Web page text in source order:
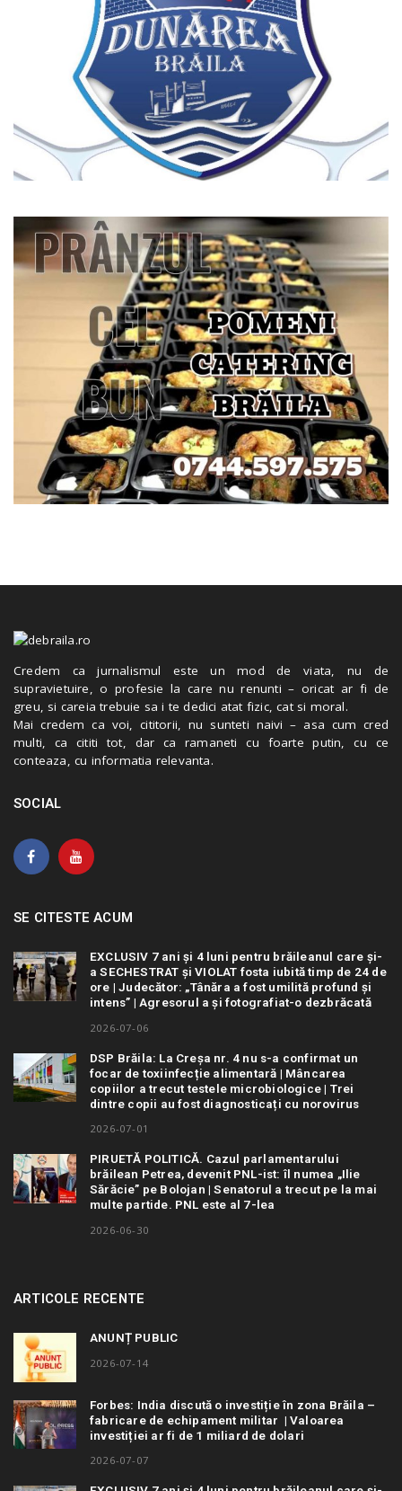
Credem ca jurnalismul este un mod de viata, nu de
supravietuire, o profesie la care nu renunti – oricat ar fi de
greu, si careia trebuie sa i te dedici atat fizic, cat si moral.
Mai credem ca voi, cititorii, nu sunteti naivi – asa cum cred
multi, ca cititi tot, dar ca ramaneti cu foarte putin, cu ce
conteaza, cu informatia relevanta.
SOCIAL
SE CITESTE ACUM
EXCLUSIV 7 ani și 4 luni pentru brăileanul care și-
a SECHESTRAT și VIOLAT fosta iubită timp de 24 de
ore | Judecător: „Tânăra a fost umilită profund și
intens” | Agresorul a și fotografiat-o dezbrăcată
2026-07-06
DSP Brăila: La Creșa nr. 4 nu s-a confirmat un
focar de toxiinfecție alimentară | Mâncarea
copiilor a trecut testele microbiologice | Trei
dintre copii au fost diagnosticați cu norovirus
2026-07-01
PIRUETĂ POLITICĂ. Cazul parlamentarului
brăilean Petrea, devenit PNL-ist: îl numea „Ilie
Sărăcie” pe Bolojan | Senatorul a trecut pe la mai
multe partide. PNL este al 7-lea
2026-06-30
ARTICOLE RECENTE
ANUNȚ PUBLIC
2026-07-14
Forbes: India discută o investiție în zona Brăila –
fabricare de echipament militar | Valoarea
investiției ar fi de 1 miliard de dolari
2026-07-07